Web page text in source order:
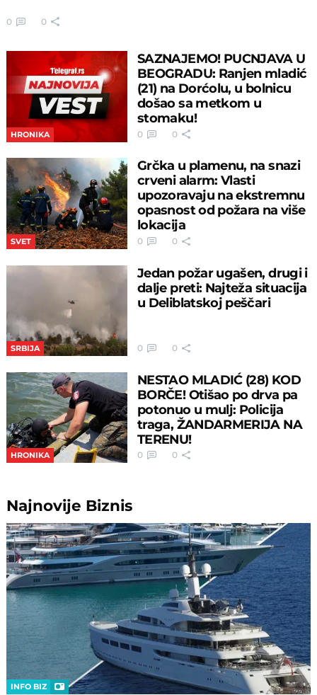
0 0
HRONIKA
SAZNAJEMO! PUCNJAVA U
BEOGRADU: Ranjen mladić
(21) na Dorćolu, u bolnicu
došao sa metkom u
stomaku!
0 0
SVET
Grčka u plamenu, na snazi
crveni alarm: Vlasti
upozoravaju na ekstremnu
opasnost od požara na više
lokacija
0 0
SRBIJA
Jedan požar ugašen, drugi i
dalje preti: Najteža situacija
u Deliblatskoj peščari
0 0
HRONIKA
NESTAO MLADIĆ (28) KOD
BORČE! Otišao po drva pa
potonuo u mulj: Policija
traga, ŽANDARMERIJA NA
TERENU!
0 0
Najnovije Biznis
INFO BIZ